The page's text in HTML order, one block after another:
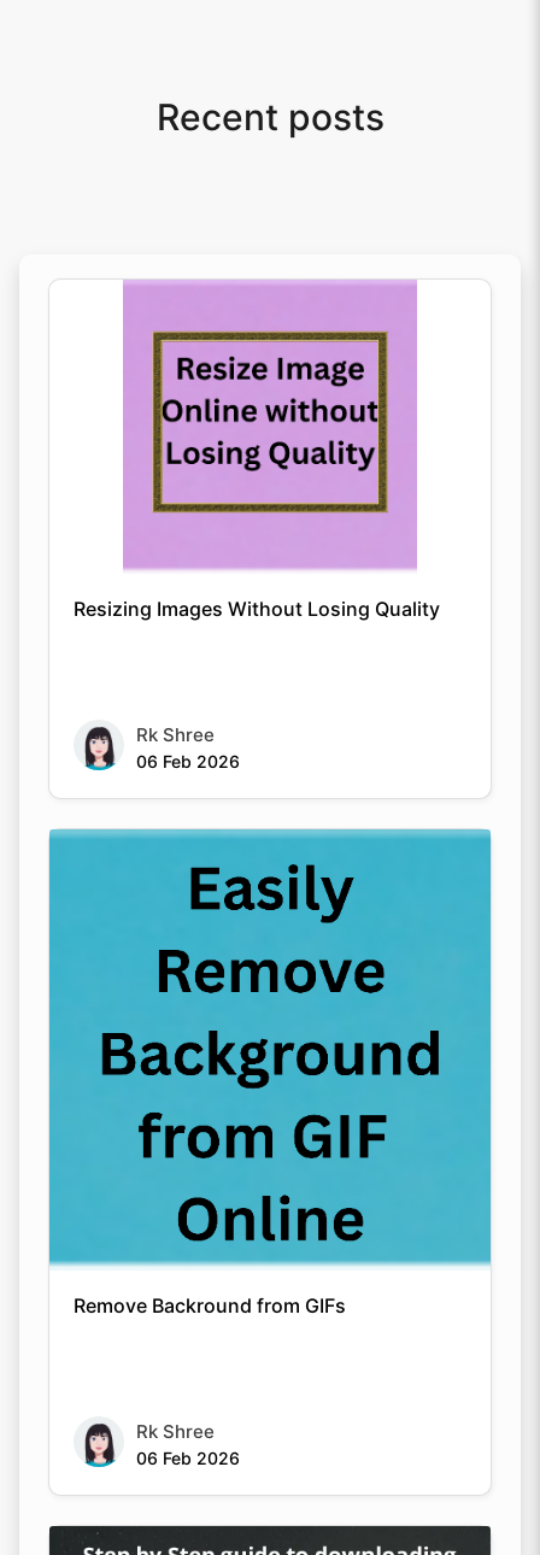
Recent posts
Resizing Images Without Losing Quality
Rk Shree
06 Feb 2026
Remove Backround from GIFs
Rk Shree
06 Feb 2026